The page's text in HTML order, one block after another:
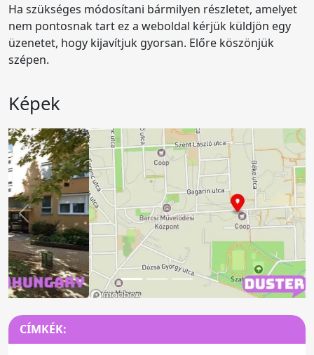
Ha szükséges módosítani bármilyen részletet, amelyet
nem pontosnak tart ez a weboldal kérjük küldjön egy
üzenetet, hogy kijavítjuk gyorsan. Előre köszönjük
szépen.
Képek
Előző
CÍMKÉK: